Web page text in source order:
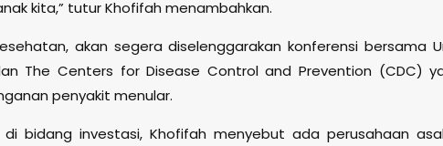
kita,” tutur Khofifah menambahkan.
akan segera diselenggarakan konferensi bersama
The Centers for Disease Control and Prevention (CDC)
penyakit menular.
bidang investasi, Khofifah menyebut ada perusahaan